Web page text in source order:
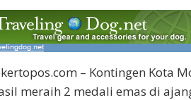
– Kontingen Kota
meraih 2 medali emas di